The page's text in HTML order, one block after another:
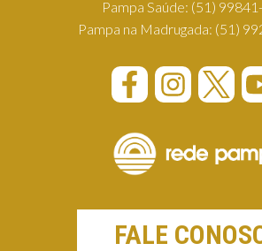
Pampa Saúde: (51)
Pampa na Madrugada: (51)
FALE